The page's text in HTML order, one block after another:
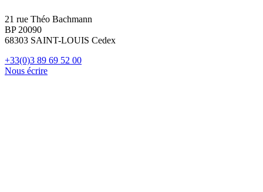
21 rue Théo Bachmann
BP 20090
68303 SAINT-LOUIS Cedex
+33(0)3 89 69 52 00
Nous écrire